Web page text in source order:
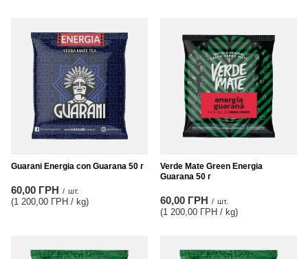
Guarani Energia con Guarana 50 г
60,00 ГРН / шт.
(1 200,00 ГРН / kg)
Verde Mate Green Energia
Guarana 50 г
60,00 ГРН / шт.
(1 200,00 ГРН / kg)